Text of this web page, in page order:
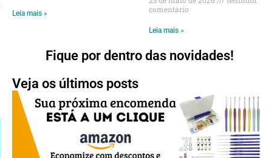
Leia mais »
comentário
Leia mais »
Fique por dentro das novidades!
Veja os últimos posts